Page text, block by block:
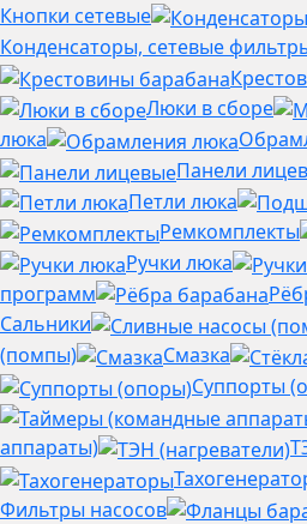
Кнопки сетевые
Конденсаторы, сетевые
Люки в сборе
люка
Панели
Петли люка
Ремкомплекты
Ручки люка
программ
Сальники
(помпы)
Смазка
Суппорты
аппараты)
Фильтры насосов